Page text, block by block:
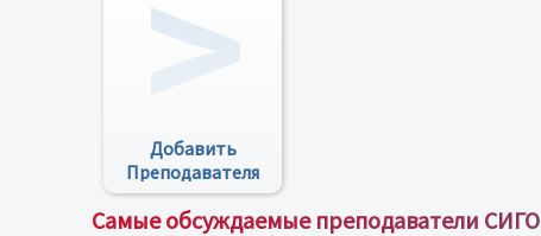
Добавить
Преподавателя
Самые обсуждаемые преподаватели СИГО